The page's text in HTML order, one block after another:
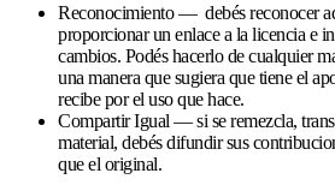
Reconocimiento — debés reconocer
proporcionar un enlace a la licencia e
cambios. Podés hacerlo de cualquier
una manera que sugiera que tiene el
recibe por el uso que hace.
Compartir Igual — si se remezcla,
material, debés difundir sus
que el original.